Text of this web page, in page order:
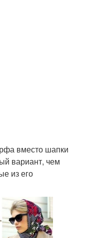
вместо шапки
вариант, чем
из его